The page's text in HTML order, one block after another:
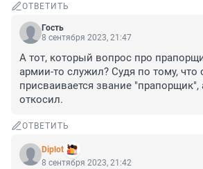
ОТВЕТИТЬ
Гость
8 сентября 2023, 21:47
А тот, который вопрос про
армии-то служил? Судя по тому, что
присваивается звание
откосил.
ОТВЕТИТЬ
Diplot
8 сентября 2023, 21:42